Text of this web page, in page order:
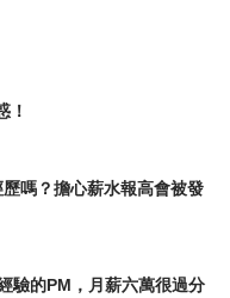
！
嗎？擔心薪水報高會被發
驗的PM，月薪六萬很過分